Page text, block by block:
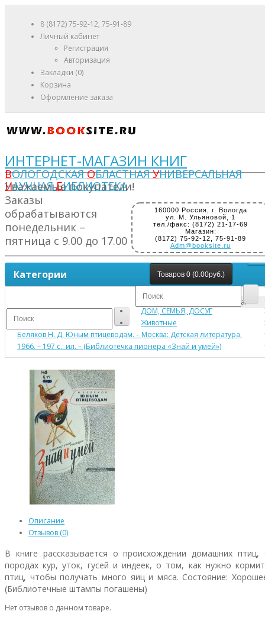
8 (8172) 75-92-12, 75-91-89
Личный кабинет
Регистрация
Авторизация
Закладки (0)
Корзина
Оформление заказа
ИНТЕРНЕТ-МАГАЗИН КНИГ
ВОЛОГОДСКАЯОБЛАСТНАЯУНИВЕРСАЛЬНАЯ
НАУЧНАЯБИБЛИОТЕКА
160000 Россия, г. Вологда
ул. М. Ульяновой, 1
тел./факс: (8172) 21-17-69
Магазин:
(8172) 75-92-12, 75-91-89
Adm@booksite.ru
Уважаемые покупатели!
Заказы
обрабатываются
понедельник –
пятница с 9.00 до 17.00
Категории Товаров 0 (0.00руб.)
Ваша корзина пуста!
ДОМ, СЕМЬЯ, ДОСУГ
Животные
Беляков Н. Д. Юным птицеводам. – Москва: Детская литература,
1966. – 197 с.: ил. – (Библиотечка пионера «Знай и умей»)
Описание
Отзывов (0)
В книге рассказывается о происхождении домашних птиц,
породах кур, уток, гусей и индеек, о том, как нужно
птиц, чтобы получать много яиц и мяса. Состояние:
(Библиотечные штампы погашены)
Нет отзывов о данном товаре.